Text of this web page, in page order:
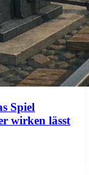
Spiel
wirken lässt